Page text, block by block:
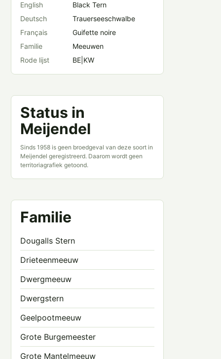
English
Black Tern
Deutsch
Trauerseeschwalbe
Français
Guifette noire
Familie
Meeuwen
Rode lijst
BE|KW
Status in
Meijendel
Sinds 1958 is geen broedgeval van deze soort in
Meijendel geregistreerd. Daarom wordt geen
territoriagrafiek getoond.
Familie
Dougalls Stern
Drieteenmeeuw
Dwergmeeuw
Dwergstern
Geelpootmeeuw
Grote Burgemeester
Grote Mantelmeeuw